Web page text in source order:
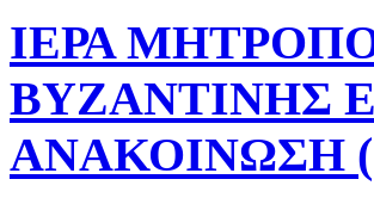
ΙΕΡΑ
ΒΥΖΑΝΤΙΝΗΣ
ΑΝΑΚΟΙΝΩΣΗ